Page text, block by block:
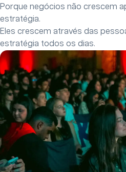
Porque negócios não crescem
estratégia.
Eles crescem através das
estratégia todos os dias.